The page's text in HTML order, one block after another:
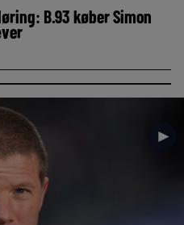
B.93 køber Simon
►